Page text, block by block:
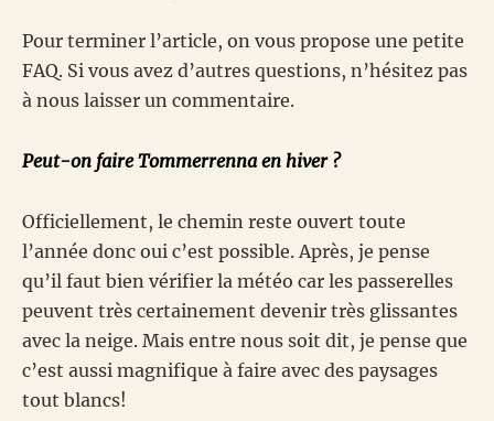
Pour terminer l’article, on vous propose une petite
FAQ. Si vous avez d’autres questions, n’hésitez pas
à nous laisser un commentaire.
Peut-on faire Tommerrenna en hiver ?
Officiellement, le chemin reste ouvert toute
l’année donc oui c’est possible. Après, je pense
qu’il faut bien vérifier la météo car les passerelles
peuvent très certainement devenir très glissantes
avec la neige. Mais entre nous soit dit, je pense que
c’est aussi magnifique à faire avec des paysages
tout blancs!